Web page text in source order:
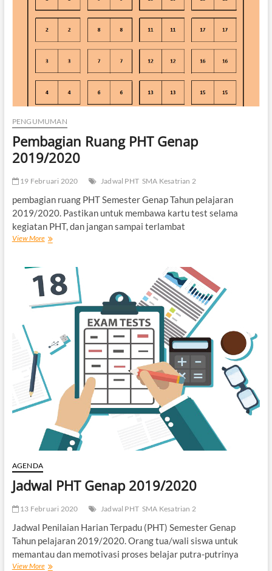
PENGUMUMAN
Pembagian Ruang PHT Genap
2019/2020
19 Februari 2020 Jadwal PHT SMA Kesatrian 2
pembagian ruang PHT Semester Genap Tahun pelajaran
2019/2020. Pastikan untuk membawa kartu test selama
kegiatan PHT, dan jangan sampai terlambat
View MorePembagian
2019/2020
AGENDA
Jadwal PHT Genap 2019/2020
13 Februari 2020 Jadwal PHT SMA Kesatrian 2
Jadwal Penilaian Harian Terpadu (PHT) Semester Genap
Tahun pelajaran 2019/2020. Orang tua/wali siswa untuk
memantau dan memotivasi proses belajar putra-putrinya
View MoreJadwal